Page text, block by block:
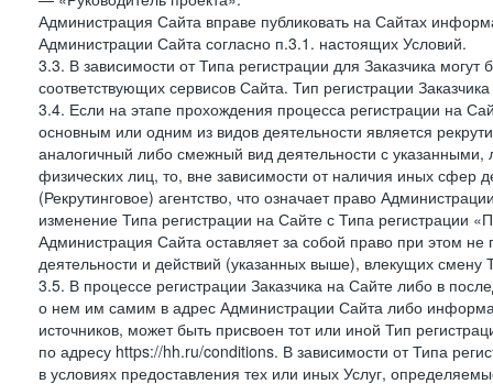
Администрация Сайта вправе публиковать на Сайтах
Администрации Сайта согласно п.3.1. настоящих Условий.
3.3. В зависимости от Типа регистрации для Заказчика
соответствующих сервисов Сайта. Тип регистрации
3.4. Если на этапе прохождения процесса регистрации на
основным или одним из видов деятельности является
аналогичный либо смежный вид деятельности с
физических лиц, то, вне зависимости от наличия иных сфер
(Рекрутинговое) агентство, что означает право
изменение Типа регистрации на Сайте с Типа регистрации
Администрация Сайта оставляет за собой право при этом не
деятельности и действий (указанных выше), влекущих смену
3.5. В процессе регистрации Заказчика на Сайте либо в
о нем им самим в адрес Администрации Сайта либо
источников, может быть присвоен тот или иной Тип
по адресу https://hh.ru/conditions. В зависимости от Типа
в условиях предоставления тех или иных Услуг,